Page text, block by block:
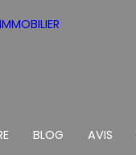
BLOG AVIS